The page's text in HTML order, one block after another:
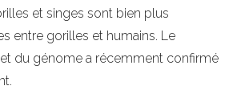
et singes sont bien plus
entre gorilles et humains. Le
du génome a récemment confirmé